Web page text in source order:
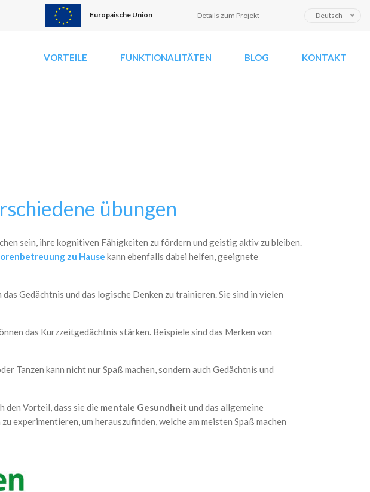
Europäische Union Details zum Projekt
a
Deutsch
VORTEILE FUNKTIONALITÄTEN BLOG KONTAKT
übungen
sein, ihre kognitiven Fähigkeiten zu fördern und geistig aktiv zu bleiben.
zu Hause kann ebenfalls dabei helfen, geeignete
Gedächtnis und das logische Denken zu trainieren. Sie sind in vielen
das Kurzzeitgedächtnis stärken. Beispiele sind das Merken von
Tanzen kann nicht nur Spaß machen, sondern auch Gedächtnis und
den Vorteil, dass sie die mentale Gesundheit und das allgemeine
experimentieren, um herauszufinden, welche am meisten Spaß machen